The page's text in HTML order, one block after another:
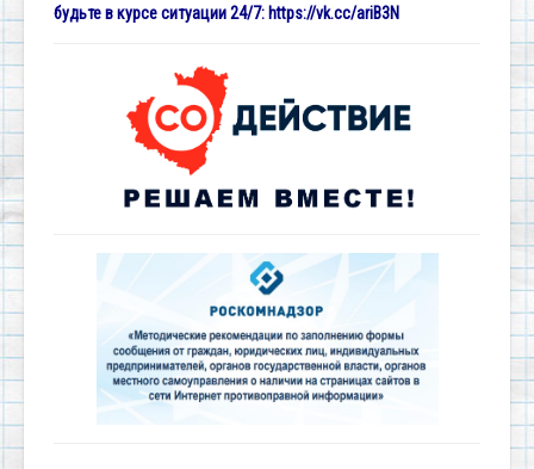
будьте в курсе ситуации 24/7: https://vk.cc/ariB3N